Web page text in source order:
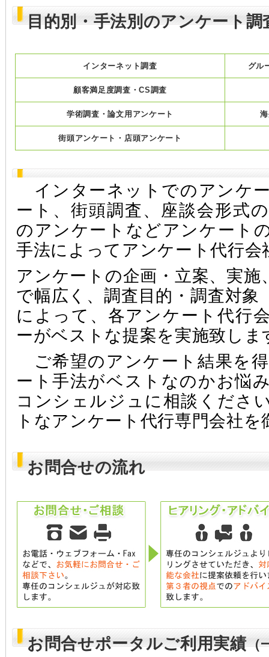
目的別・手法別のアンケート調
インターネット調査 グル
顧客満足度調査・CS調査
学術調査・論文用アンケート
街頭アンケート・店頭アンケート
インターネットでのアンケ
ート、街頭調査、座談会形式
のアンケートなどアンケート
手法によってアンケート代行会
アンケートの企画・立案、実施
で幅広く、調査目的・調査対象
によって、各アンケート代行
ーがベストな提案を実施致しま
ご希望のアンケート結果を
ート手法がベストなのかお悩
コンシェルジュに相談くださ
トなアンケート代行専門会社
お問合せの流れ
お問合せポータルご利用実績（